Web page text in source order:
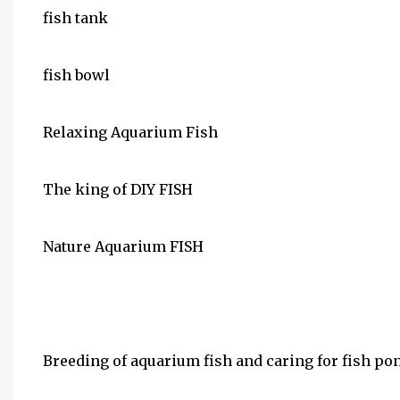
fish tank
fish bowl
Relaxing Aquarium Fish
The king of DIY FISH
Nature Aquarium FISH
Breeding of aquarium fish and caring for fish